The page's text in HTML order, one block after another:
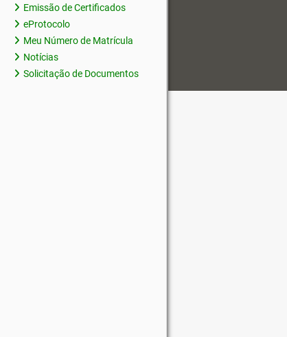
Emissão de Certificados
eProtocolo
Meu Número de Matrícula
Notícias
Solicitação de Documentos